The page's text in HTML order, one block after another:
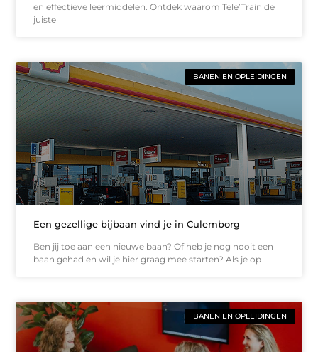
en effectieve leermiddelen. Ontdek waarom Tele’Train de
juiste
BANEN EN OPLEIDINGEN
Een gezellige bijbaan vind je in Culemborg
Ben jij toe aan een nieuwe baan? Of heb je nog nooit een
baan gehad en wil je hier graag mee starten? Als je op
BANEN EN OPLEIDINGEN